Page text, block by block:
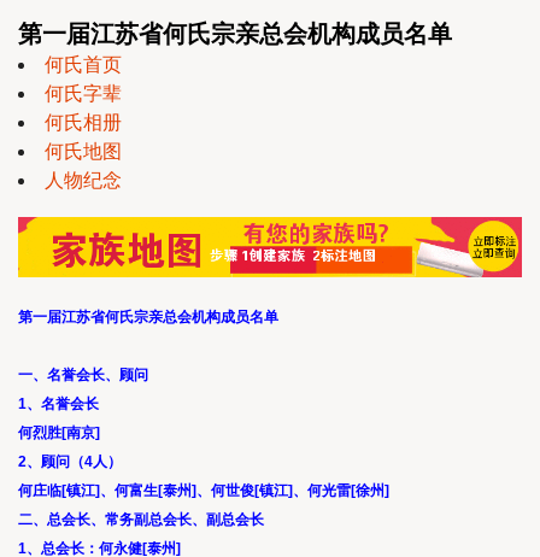
第一届江苏省何氏宗亲总会机构成员名单
何氏首页
何氏字辈
何氏相册
何氏地图
人物纪念
第一届江苏省何氏宗亲总会机构成员名单
一、名誉会长、顾问
1、名誉会长
何烈胜[南京]
2、顾问（4人）
何庄临[镇江]、何富生[泰州]、何世俊[镇江]、何光雷[徐州]
二、总会长、常务副总会长、副总会长
1、总会长：何永健[泰州]